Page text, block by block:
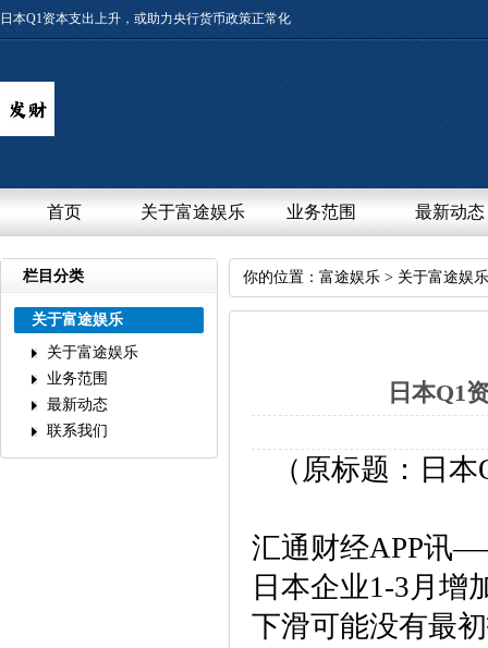
日本Q1资本支出上升，或助力央行货币政策正常化
首页 关于富途娱乐 业务范围 最新动态
栏目分类
关于富途娱乐
关于富途娱乐
业务范围
最新动态
联系我们
你的位置： 富途娱乐 > 关于富途娱乐
日本Q1
（原标题：日
汇通财经APP讯
日本企业1-3月增
下滑可能没有最